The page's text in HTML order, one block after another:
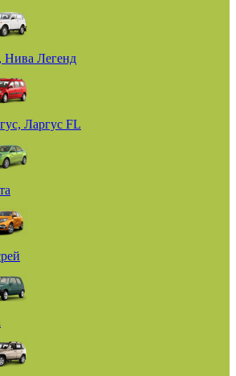
Нива Легенд
Ларгус FL